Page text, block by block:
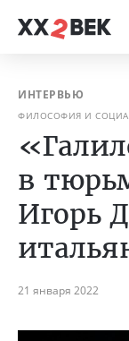
ИНТЕРВЬЮ
ФИЛОСОФИЯ И
в
Игорь
21 января 2022